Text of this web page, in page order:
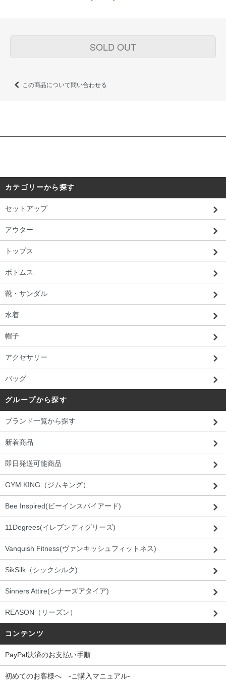
SOLD OUT
この商品について問い合わせる
カテゴリーから探す
セットアップ
アウター
トップス
ボトムス
靴・サンダル
水着
帽子
アクセサリー
バッグ
グループから探す
ブランド一覧から探す
新着商品
即日発送可能商品
GYM KING（ジムキング）
Bee Inspired(ビーインスパイアード)
11Degrees(イレブンディグリーズ)
Vanquish Fitness(ヴァンキッシュフィットネス)
SikSilk（シックシルク)
Sinners Attire(シナーズアタイア)
REASON（リーズン）
コンテンツ
PayPal決済のお支払い手順
初めてのお客様へ -ご購入マニュアル-